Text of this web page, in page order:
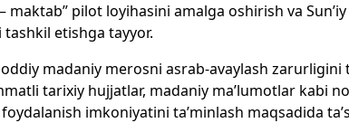
maktab” pilot loyihasini amalga oshirish va
etishga tayyor.
madaniy merosni asrab-avaylash zarurligini
tarixiy hujjatlar, madaniy ma’lumotlar kabi
imkoniyatini ta’minlash maqsadida